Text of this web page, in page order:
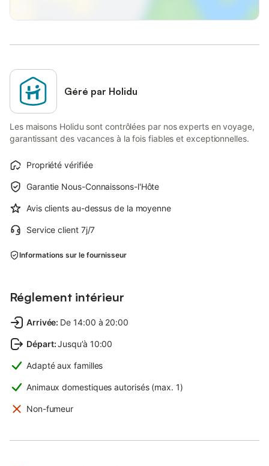
Géré par Holidu
Les maisons Holidu sont contrôlées par nos experts en voyage,
garantissant des vacances à la fois fiables et exceptionnelles.
Propriété vérifiée
Garantie Nous-Connaissons-l'Hôte
Avis clients au-dessus de la moyenne
Service client 7j/7
Informations sur le fournisseur
Réglement intérieur
Arrivée: De 14:00 à 20:00
Départ:Jusqu’à 10:00
Adapté aux familles
Animaux domestiques autorisés (max. 1)
Non-fumeur